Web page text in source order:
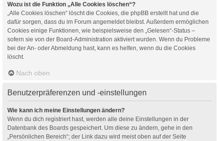
Wozu ist die Funktion „Alle Cookies löschen“?
„Alle Cookies löschen“ löscht die Cookies, die phpBB erstellt hat und die
dafür sorgen, dass du im Forum angemeldet bleibst. Außerdem ermöglichen
Cookies einige Funktionen, wie beispielsweise den „Gelesen“-Status –
sofern sie von der Board-Administration aktiviert wurden. Wenn du Probleme
bei der An- oder Abmeldung hast, kann es helfen, wenn du die Cookies
löscht.
Nach oben
Benutzerpräferenzen und -einstellungen
Wie kann ich meine Einstellungen ändern?
Wenn du dich registriert hast, werden alle deine Einstellungen in der
Datenbank des Boards gespeichert. Um diese zu ändern, gehe in den
„Persönlichen Bereich“; der Link dazu wird meist oben auf der Seite